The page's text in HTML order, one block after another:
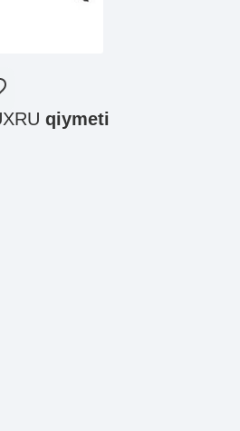
qiymeti